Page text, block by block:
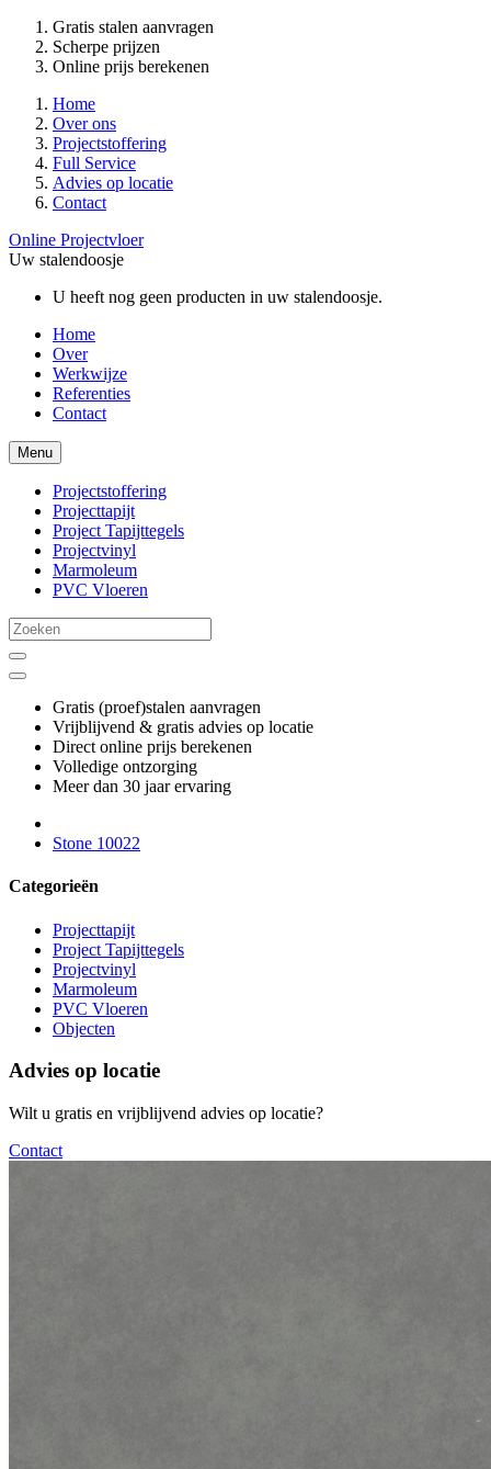
Gratis stalen aanvragen
Scherpe prijzen
Online prijs berekenen
Home
Over ons
Projectstoffering
Full Service
Advies op locatie
Contact
Online Projectvloer
Uw stalendoosje
U heeft nog geen producten in uw stalendoosje.
Home
Over
Werkwijze
Referenties
Contact
Menu
Projectstoffering
Projecttapijt
Project Tapijttegels
Projectvinyl
Marmoleum
PVC Vloeren
Gratis (proef)stalen aanvragen
Vrijblijvend & gratis advies op locatie
Direct online prijs berekenen
Volledige ontzorging
Meer dan 30 jaar ervaring
Stone 10022
Categorieën
Projecttapijt
Project Tapijttegels
Projectvinyl
Marmoleum
PVC Vloeren
Objecten
Advies op locatie
Wilt u gratis en vrijblijvend advies op locatie?
Contact